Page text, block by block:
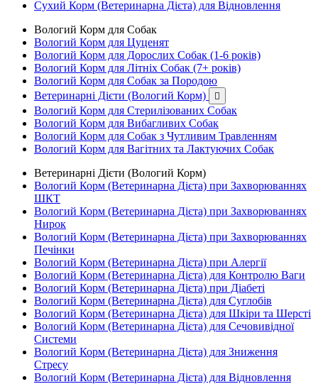
Сухий Корм (Ветеринарна Дієта) для Відновлення
Вологий Корм для Собак
Вологий Корм для Цуценят
Вологий Корм для Дорослих Собак (1-6 років)
Вологий Корм для Літніх Собак (7+ років)
Вологий Корм для Собак за Породою
Ветеринарні Дієти (Вологий Корм)

Вологий Корм для Стерилізованих Собак
Вологий Корм для Вибагливих Собак
Вологий Корм для Собак з Чутливим Травленням
Вологий Корм для Вагітних та Лактуючих Собак
Ветеринарні Дієти (Вологий Корм)
Вологий Корм (Ветеринарна Дієта) при Захворюваннях
ШКТ
Вологий Корм (Ветеринарна Дієта) при Захворюваннях
Нирок
Вологий Корм (Ветеринарна Дієта) при Захворюваннях
Печінки
Вологий Корм (Ветеринарна Дієта) при Алергії
Вологий Корм (Ветеринарна Дієта) для Контролю Ваги
Вологий Корм (Ветеринарна Дієта) при Діабеті
Вологий Корм (Ветеринарна Дієта) для Суглобів
Вологий Корм (Ветеринарна Дієта) для Шкіри та Шерсті
Вологий Корм (Ветеринарна Дієта) для Сечовивідної
Системи
Вологий Корм (Ветеринарна Дієта) для Зниження
Стресу
Вологий Корм (Ветеринарна Дієта) для Відновлення